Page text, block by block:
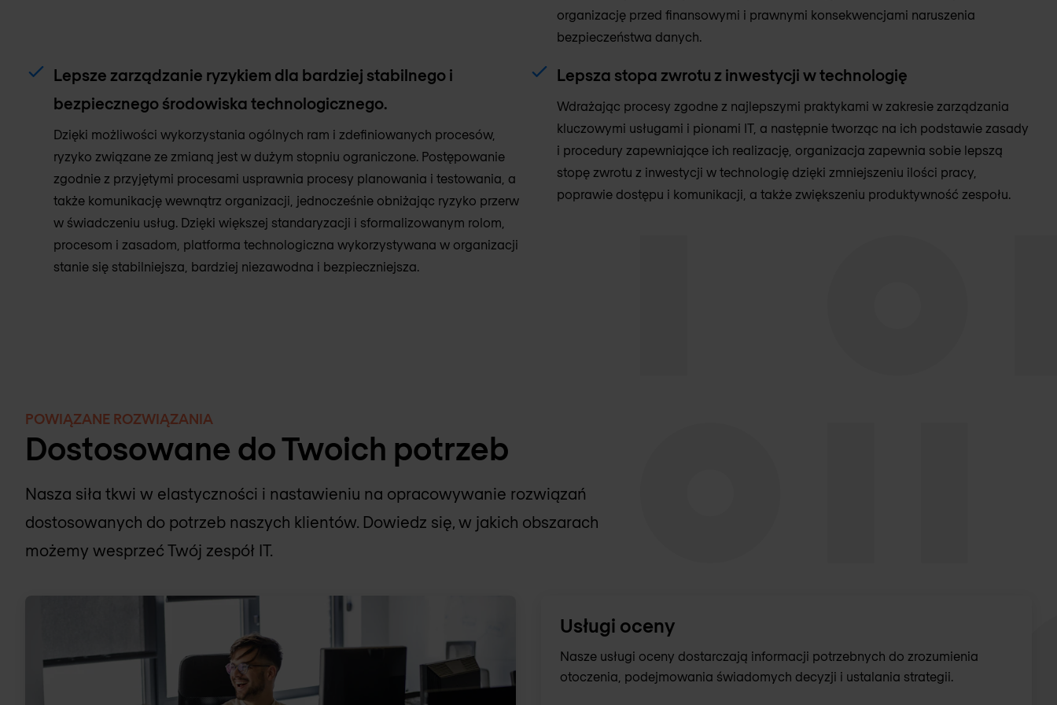
organizację przed finansowymi i prawnymi konsekwencjami naruszenia
bezpieczeństwa danych.
Lepsze zarządzanie ryzykiem dla bardziej stabilnego i
bezpiecznego środowiska technologicznego.
Dzięki możliwości wykorzystania ogólnych ram i zdefiniowanych procesów,
ryzyko związane ze zmianą jest w dużym stopniu ograniczone. Postępowanie
zgodnie z przyjętymi procesami usprawnia procesy planowania i testowania, a
także komunikację wewnątrz organizacji, jednocześnie obniżając ryzyko przerw
w świadczeniu usług. Dzięki większej standaryzacji i sformalizowanym rolom,
procesom i zasadom, platforma technologiczna wykorzystywana w organizacji
stanie się stabilniejsza, bardziej niezawodna i bezpieczniejsza.
Lepsza stopa zwrotu z inwestycji w technologię
Wdrażając procesy zgodne z najlepszymi praktykami w zakresie zarządzania
kluczowymi usługami i pionami IT, a następnie tworząc na ich podstawie zasady
i procedury zapewniające ich realizację, organizacja zapewnia sobie lepszą
stopę zwrotu z inwestycji w technologię dzięki zmniejszeniu ilości pracy,
poprawie dostępu i komunikacji, a także zwiększeniu produktywność zespołu.
POWIĄZANE ROZWIĄZANIA
Dostosowane do Twoich potrzeb
Nasza siła tkwi w elastyczności i nastawieniu na opracowywanie rozwiązań
dostosowanych do potrzeb naszych klientów. Dowiedz się, w jakich obszarach
możemy wesprzeć Twój zespół IT.
Usługi oceny
Nasze usługi oceny dostarczają informacji potrzebnych do zrozumienia
otoczenia, podejmowania świadomych decyzji i ustalania strategii.